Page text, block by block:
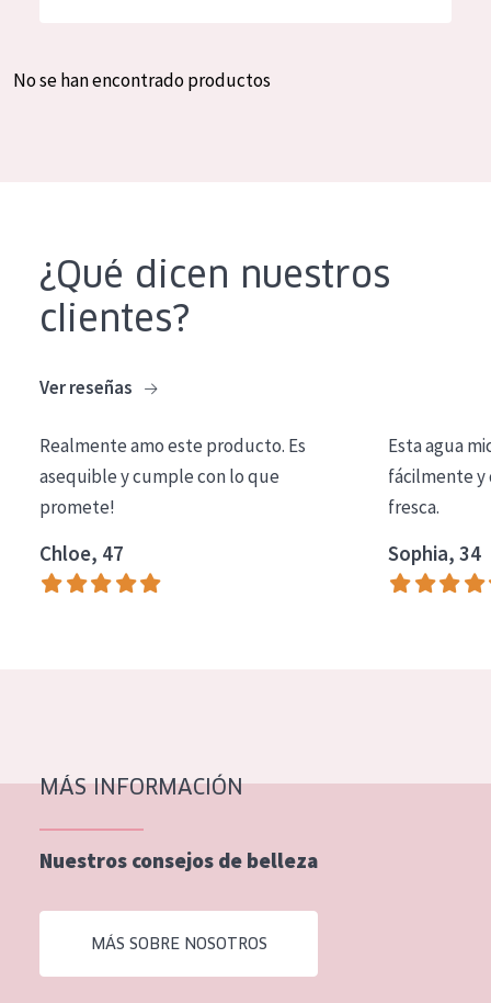
Crema de día
Crema de noche
Limpieza
COLECCIÓN
Essentials
Lift+
Piel normal y seca
Piel mixata o grasa
Piel madura
Piel expuesta al sol
Piel menopáusica
Spanish
No se han encontrado productos
¿Qué dicen nuestros
clientes?
Ver reseñas
Realmente amo este producto. Es
asequible y cumple con lo que
promete!
Chloe, 47
Esta agua
fácilmente y
fresca.
Sophia, 34
MÁS INFORMACIÓN
Nuestros consejos de belleza
MÁS SOBRE NOSOTROS